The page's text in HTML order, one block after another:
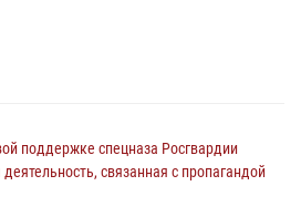
поддержке спецназа Росгвардии
связанная с пропагандой